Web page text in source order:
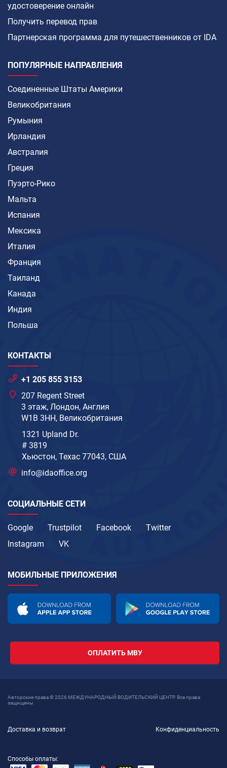
удостоверение онлайн
Получить перевод прав
Партнерская программа для путешественников от IDA
ПОПУЛЯРНЫЕ НАПРАВЛЕНИЯ
Соединенные Штаты Америки
Великобритания
Румыния
Ирландия
Австралия
Греция
Пуэрто-Рико
Мальта
Испания
Мексика
Италия
Франция
Таиланд
Канада
Индия
Польша
КОНТАКТЫ
+1 205 855 3153
207 Regent Street
3 этаж, Лондон, Англия
W1B 3HH, Великобритания
1321 Upland Dr.
# 3819
Хьюстон, Техас 77043, США
info@idaoffice.org
СОЦИАЛЬНЫЕ СЕТИ
Google Trustpilot Facebook
Twitter
Instagram
VK
МОБИЛЬНЫЕ ПРИЛОЖЕНИЯ
ОПЛАТИТЬ МВУ
Авторские права © 2026 МЕЖДУНАРОДНЫЙ ВОДИТЕЛЬСКИЙ ЦЕНТР. Все права
защищены
Доставка и возврат Конфиденциальность
Способы оплаты: